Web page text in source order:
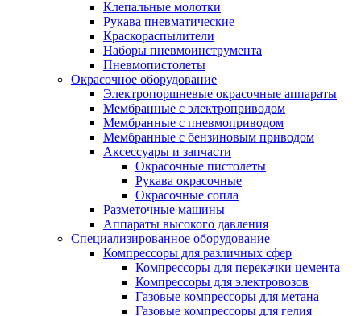
Клепальные молотки
Рукава пневматические
Краскораспылители
Наборы пневмоинструмента
Пневмопистолеты
Окрасочное оборудование
Электропоршневые окрасочные аппараты
Мембранные с электроприводом
Мембранные с пневмоприводом
Мембранные с бензиновым приводом
Аксессуары и запчасти
Окрасочные пистолеты
Рукава окрасочные
Окрасочные сопла
Разметочные машины
Аппараты высокого давления
Специализированное оборудование
Компрессоры для различных сфер
Компрессоры для перекачки цемента
Компрессоры для электровозов
Газовые компрессоры для метана
Газовые компрессоры для гелия